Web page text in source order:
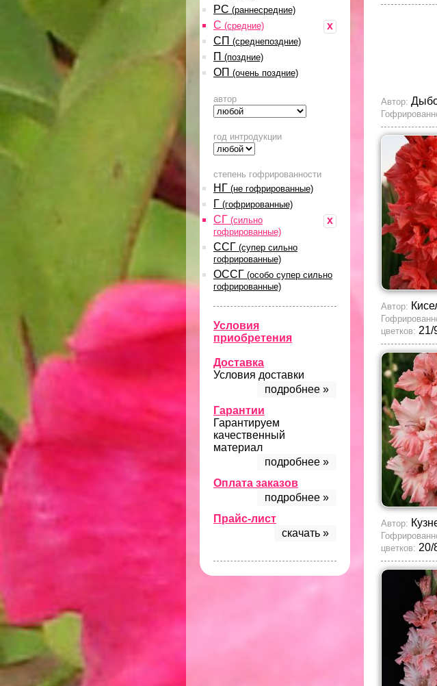
РС (раннесредние)
x
С (средние)
СП (среднепоздние)
П (поздние)
ОП (очень поздние)
автор
год интродукции
степень гофрированности
НГ (не гофрированные)
Г (гофрированные)
x
СГ (сильно
гофрированные)
ССГ (супер сильно
гофрированные)
ОССГ (особо супер сильно
гофрированные)
Условия
приобретения
Доставка
Условия доставки
подробнее »
Гарантии
Гарантируем
качественный
материал
подробнее »
Оплата заказов
подробнее »
Прайс-лист
скачать »
Автор:
Автор:
цветков: 21/
Автор:
цветков: 20/